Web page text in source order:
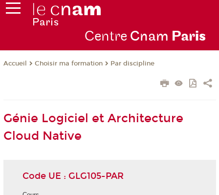
Centre Cnam Paris
Accueil Choisir ma formation Par discipline
Génie Logiciel et Architecture
Cloud Native
Code UE : GLG105-PAR